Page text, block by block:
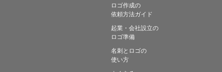
ロゴ作成の
依頼方法ガイド
起業・会社設立の
ロゴ準備
名刺とロゴの
使い方